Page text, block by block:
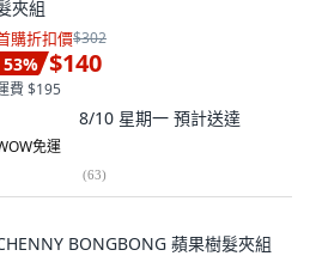
夾組
購折扣價$302
53% $140
費 $195
8/10 星期一 預計送達
免運
(63)
BONGBONG 蘋果樹髮夾組